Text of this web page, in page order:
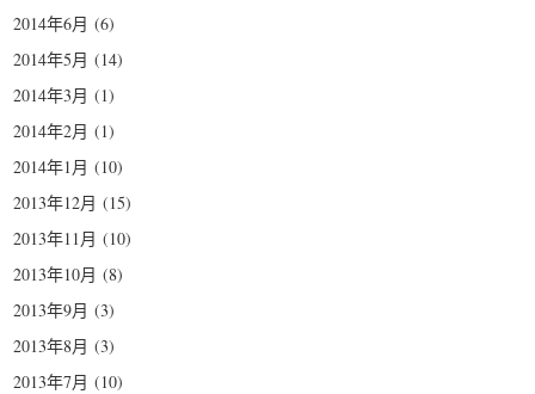
2014年6月 (6)
2014年5月 (14)
2014年3月 (1)
2014年2月 (1)
2014年1月 (10)
2013年12月 (15)
2013年11月 (10)
2013年10月 (8)
2013年9月 (3)
2013年8月 (3)
2013年7月 (10)